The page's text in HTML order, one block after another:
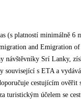
(s platností minimálně
and Emigration
návštěvníky Srí Lanky,
s ETA a
cestujícím ověřit
turistickým účelem se